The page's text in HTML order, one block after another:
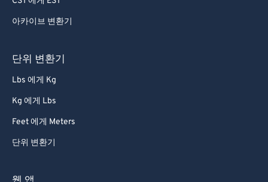
아카이브 변환기
단위 변환기
Lbs 에게 Kg
Kg 에게 Lbs
Feet 에게 Meters
단위 변환기